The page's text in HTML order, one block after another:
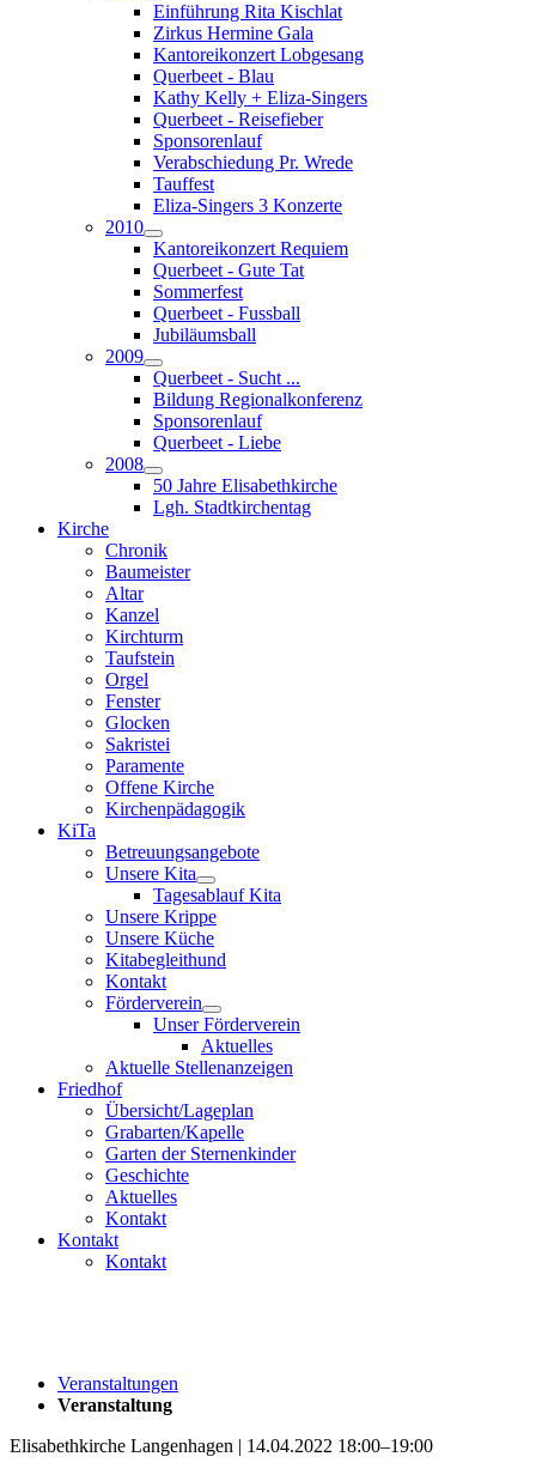
Einführung Rita Kischlat
Zirkus Hermine Gala
Kantoreikonzert Lobgesang
Querbeet - Blau
Kathy Kelly + Eliza-Singers
Querbeet - Reisefieber
Sponsorenlauf
Verabschiedung Pr. Wrede
Tauffest
Eliza-Singers 3 Konzerte
2010
Kantoreikonzert Requiem
Querbeet - Gute Tat
Sommerfest
Querbeet - Fussball
Jubiläumsball
2009
Querbeet - Sucht ...
Bildung Regionalkonferenz
Sponsorenlauf
Querbeet - Liebe
2008
50 Jahre Elisabethkirche
Lgh. Stadtkirchentag
Kirche
Chronik
Baumeister
Altar
Kanzel
Kirchturm
Taufstein
Orgel
Fenster
Glocken
Sakristei
Paramente
Offene Kirche
Kirchenpädagogik
KiTa
Betreuungsangebote
Unsere Kita
Tagesablauf Kita
Unsere Krippe
Unsere Küche
Kitabegleithund
Kontakt
Förderverein
Unser Förderverein
Aktuelles
Aktuelle Stellenanzeigen
Friedhof
Übersicht/Lageplan
Grabarten/Kapelle
Garten der Sternenkinder
Geschichte
Aktuelles
Kontakt
Kontakt
Kontakt
Veranstaltungen
Veranstaltung
Elisabethkirche Langenhagen | 14.04.2022 18:00–19:00